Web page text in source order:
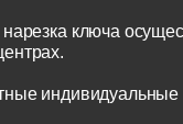
ключа